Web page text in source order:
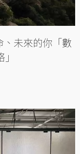
未來的你「數